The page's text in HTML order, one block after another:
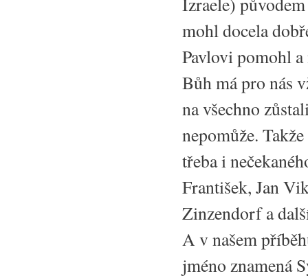
mohl docela
Pavlovi pomohl
Bůh má pro nás
na všechno
nepomůže.
třeba i
František, Jan
Zinzendorf a
A v našem
jméno znamená